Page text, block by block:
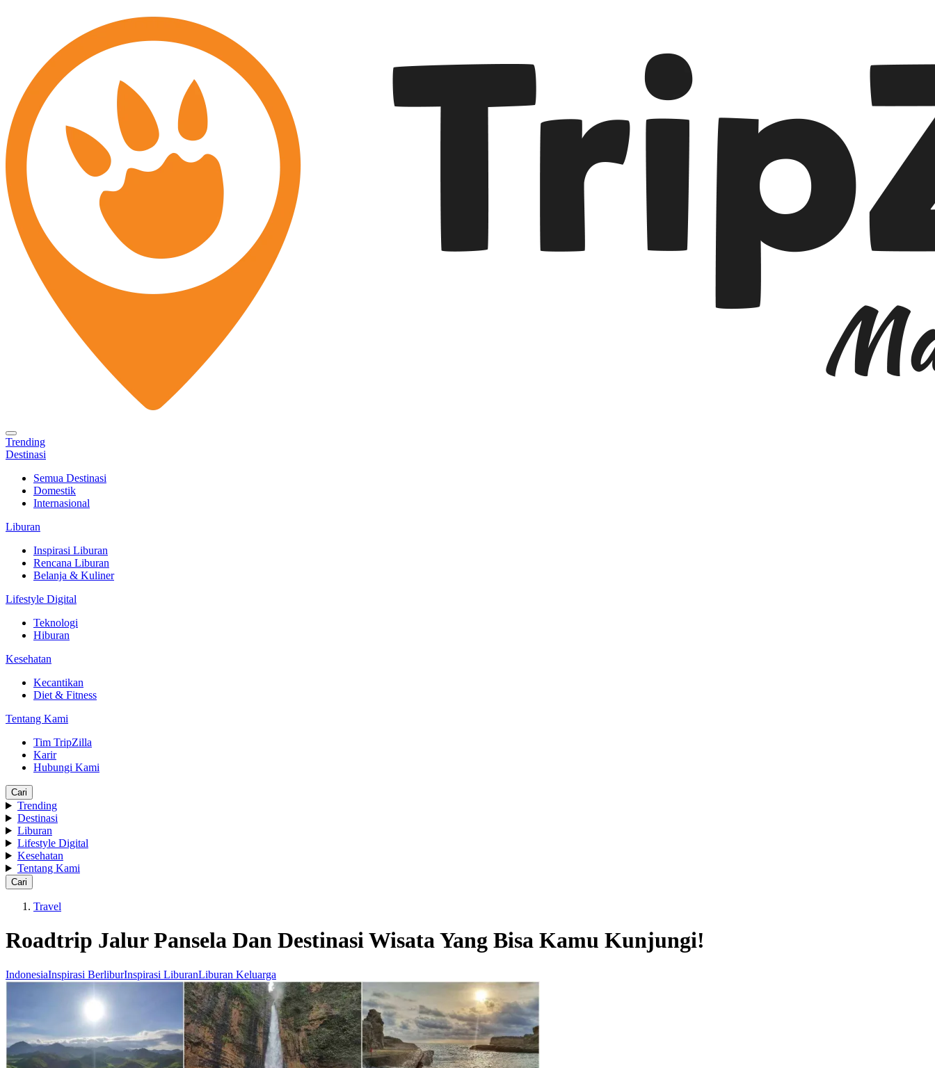
Trending
Destinasi
Semua Destinasi
Domestik
Internasional
Liburan
Inspirasi Liburan
Rencana Liburan
Belanja & Kuliner
Lifestyle Digital
Teknologi
Hiburan
Kesehatan
Kecantikan
Diet & Fitness
Tentang Kami
Tim TripZilla
Karir
Hubungi Kami
Cari
Trending
Destinasi
Liburan
Lifestyle Digital
Kesehatan
Tentang Kami
Cari
Travel
Roadtrip Jalur Pansela Dan Destinasi Wisata Yang Bisa Kamu Kunjungi!
IndonesiaInspirasi BerliburInspirasi LiburanLiburan Keluarga